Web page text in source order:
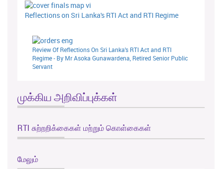
Reflections on Sri Lanka's RTI Act and RTI Regime
Review Of Reflections On Sri Lanka's RTI Act and RTI
Regime - By Mr Asoka Gunawardena, Retired Senior Public
Servant
முக்கிய அறிவிப்புக்கள்
RTI சுற்றறிக்கைகள் மற்றும் கொள்கைகள்
மேலும்